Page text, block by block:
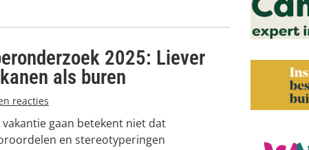
2025: Liever
als buren
reacties
vakantie gaan betekent niet dat
en stereotyperingen